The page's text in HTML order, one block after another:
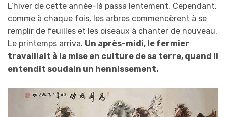
L’hiver de cette année-là passa lentement. Cependant,
comme à chaque fois, les arbres commencèrent à se
remplir de feuilles et les oiseaux à chanter de nouveau.
Le printemps arriva. Un après-midi, le fermier
travaillait à la mise en culture de sa terre, quand il
entendit soudain un hennissement.